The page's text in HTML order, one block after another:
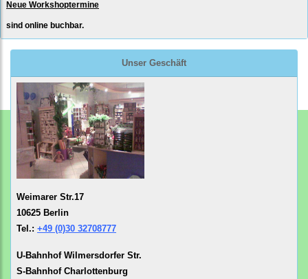
Neue Workshoptermine
sind online buchbar.
Unser Geschäft
Weimarer Str.17
10625 Berlin
Tel.: +49 (0)30 32708777
U-Bahnhof Wilmersdorfer Str.
S-Bahnhof Charlottenburg